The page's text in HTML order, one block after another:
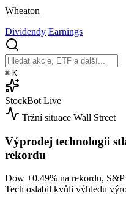
Wheaton
Dividendy Earnings
⌘ K
StockBot Live
Tržní situace Wall Street
Výprodej technologií
rekordu
Dow +0.49% na rekordu,
Tech oslabil kvůli výhledu